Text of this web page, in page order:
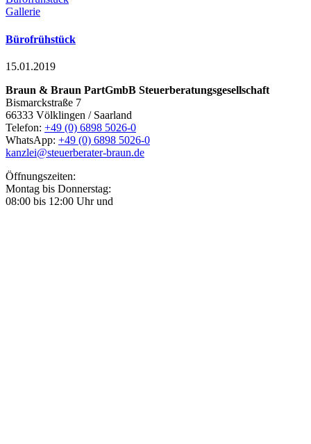
Gallerie
Bürofrühstück
15.01.2019
Braun & Braun PartGmbB Steuerberatungsgesellschaft
Bismarckstraße 7
66333 Völklingen / Saarland
Telefon: +49 (0) 6898 5026-0
WhatsApp: +49 (0) 6898 5026-0
kanzlei@steuerberater-braun.de
Öffnungszeiten:
Montag bis Donnerstag:
08:00 bis 12:00 Uhr und